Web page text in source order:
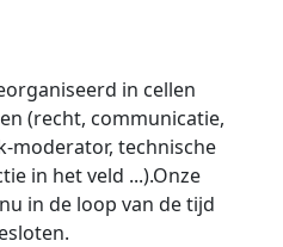
in cellen
(recht, communicatie,
moderator, technische
in het veld ...).Onze
in de loop van de tijd